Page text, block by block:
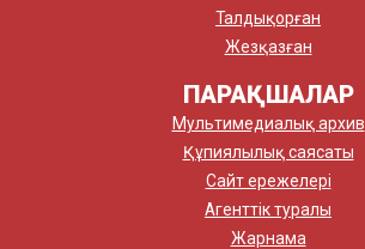
Талдықорған
Жезқазған
ПАРАҚШАЛАР
Мультимедиалық архив
Құпиялылық саясаты
Сайт ережелері
Агенттік туралы
Жарнама